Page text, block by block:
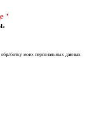
''
обработку моих персональных данных